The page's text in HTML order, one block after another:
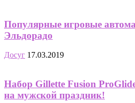
Популярные игровые
Эльдорадо
Досуг 17.03.2019
Набор Gillette Fusion
на мужской праздник!